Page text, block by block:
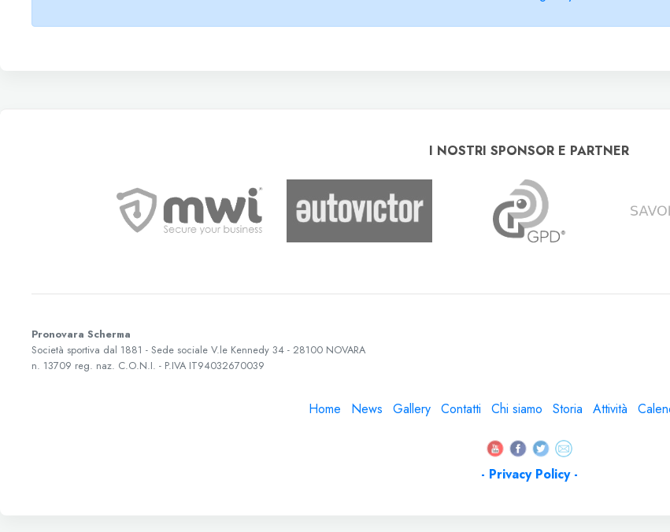
I NOSTRI SPONSOR E PARTNER
Pronovara Scherma
Società sportiva dal 1881 - Sede sociale V.le Kennedy 34 - 28100 NOVARA
n. 13709 reg. naz. C.O.N.I. - P.IVA IT94032670039
Home News Gallery Contatti Chi siamo Storia Attività
- Privacy Policy -